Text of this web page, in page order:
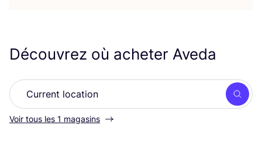
Découvrez où acheter Aveda
Voir tous les 1 magasins